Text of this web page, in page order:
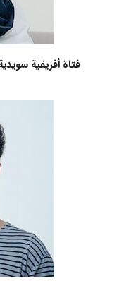
فتاة أفريقية